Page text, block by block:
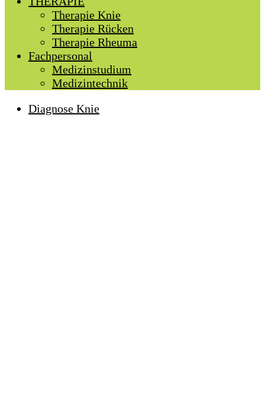
Therapie Knie
Therapie Rücken
Therapie Rheuma
Fachpersonal
Medizinstudium
Medizintechnik
Diagnose Knie